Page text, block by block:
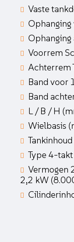
Vaste
Ophanging
Voorrem
Achterrem
Band voor
Band
L / B / H
Wielbasis
Type 4-
Vermogen
2,2 kW